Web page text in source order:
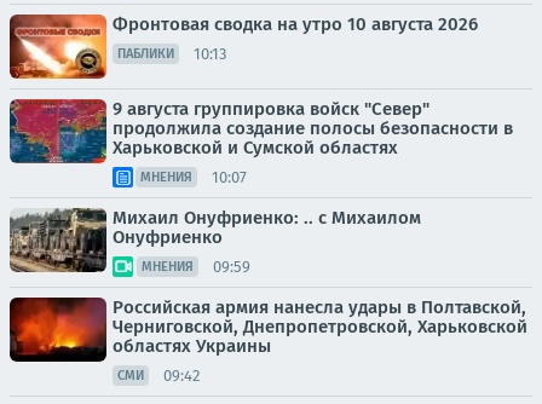
Фронтовая сводка на утро 10 августа 2026
ПАБЛИКИ 10:13
9 августа группировка войск "Север"
продолжила создание полосы безопасности в
Харьковской и Сумской областях
МНЕНИЯ 10:07
Михаил Онуфриенко: .. с Михаилом
Онуфриенко
МНЕНИЯ 09:59
Российская армия нанесла удары в Полтавской,
Черниговской, Днепропетровской, Харьковской
областях Украины
СМИ 09:42